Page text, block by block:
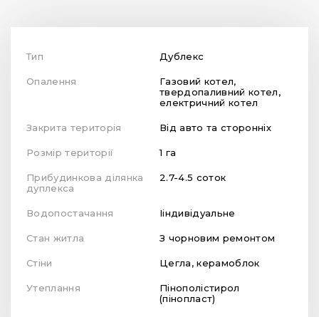
Тип Дублекс
Опалення
Газовий котел,
твердопаливний котел,
електричний котел
Закрита територія Від авто та сторонніх
Розмір території 1 га
Прибудинкова ділянка
дуплекса
2.7-4.5 соток
Водопостачання Ііндивідуальне
Стан житла З чорновим ремонтом
Стіни Цегла, керамоблок
Утеплання
Пінополістирол
(пінопласт)